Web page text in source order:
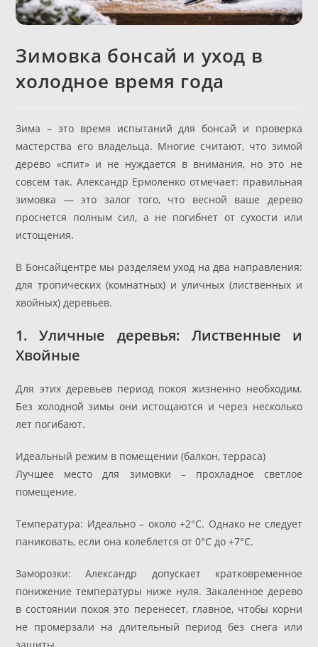
Зимовка бонсай и уход в
холодное время года
Зима – это время испытаний для бонсай и проверка
мастерства его владельца. Многие считают, что зимой
дерево «спит» и не нуждается в внимания, но это не
совсем так. Александр Ермоленко отмечает: правильная
зимовка — это залог того, что весной ваше дерево
проснется полным сил, а не погибнет от сухости или
истощения.
В Бонсайцентре мы разделяем уход на два направления:
для тропических (комнатных) и уличных (лиственных и
хвойных) деревьев.
1. Уличные деревья: Лиственные и
Хвойные
Для этих деревьев период покоя жизненно необходим.
Без холодной зимы они истощаются и через несколько
лет погибают.
Идеальный режим в помещении (балкон, терраса)
Лучшее место для зимовки – прохладное светлое
помещение.
Температура: Идеально – около +2°C. Однако не следует
паниковать, если она колеблется от 0°C до +7°C.
Заморозки: Александр допускает кратковременное
понижение температуры ниже нуля. Закаленное дерево
в состоянии покоя это перенесет, главное, чтобы корни
не промерзали на длительный период без снега или